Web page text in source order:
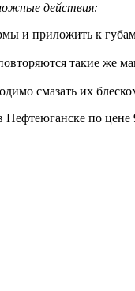
действия:
и приложить к
такие же
смазать их
по цене